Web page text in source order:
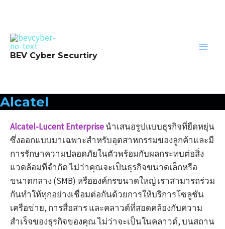
content
BEV Cyber Securtiry
Alcatel
Alcatel-Lucent Enterpriseนำเสนอรูปแบบธุรกิจที่ยืดหยุ่น
ซึ่งออกแบบมาเฉพาะสำหรับอุตสาหกรรมของลูกค้าและมี
การรักษาความปลอดภัยในตัวพร้อมกับผลกระทบต่อสิ่ง
แวดล้อมที่จำกัด ไม่ว่าคุณจะเป็นธุรกิจขนาดเล็กหรือ
ขนาดกลาง (SMB) หรือองค์กรขนาดใหญ่ เราสามารถร่วม
กันทำให้ทุกอย่างเชื่อมต่อกันด้วยการให้บริการโซลูชัน
เครือข่าย, การสื่อสาร และคลาวด์ที่สอดคล้องกับความ
สำเร็จของธุรกิจของคุณ ไม่ว่าจะเป็นในคลาวด์, บนสถาน